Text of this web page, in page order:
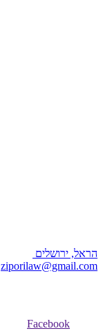
הראל, ירושלים
ziporilaw@gmail.com
Facebook